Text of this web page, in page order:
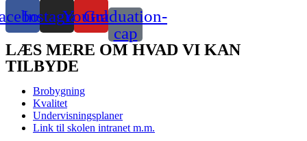
InstagramYoutube
Graduation-
cap
LÆS MERE OM HVAD VI KAN
TILBYDE
Brobygning
Kvalitet
Undervisningsplaner
Link til skolen intranet m.m.